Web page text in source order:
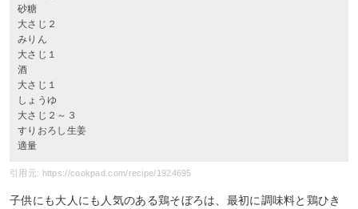
砂糖
大さじ２
みりん
大さじ１
酒
大さじ１
しょうゆ
大さじ２～３
すりおろし生姜
適量
引用元: https://cookpad.com/recipe/1924695
子供にも大人にも人気のある鶏そぼろは、最初に調味料と鶏ひき